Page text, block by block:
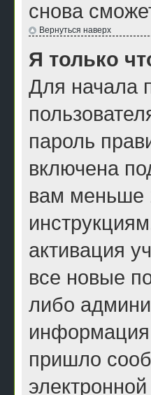
снова
Вернуться наверх
Я только
Для начала
пароль
включена
вам меньше
активация
все новые
либо
информация
пришло